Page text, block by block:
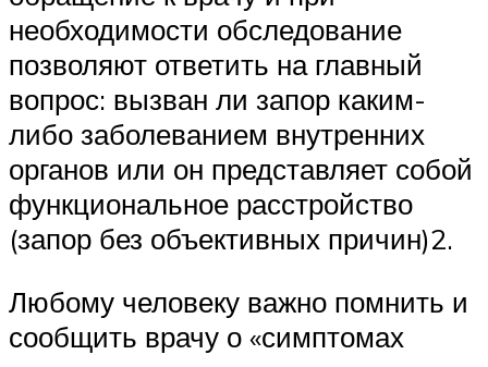
необходимости обследование
позволяют ответить на главный
вопрос: вызван ли запор каким-
либо заболеванием внутренних
органов или он представляет собой
функциональное расстройство
(запор без объективных причин)2.
Любому человеку важно помнить и
сообщить врачу о «симптомах